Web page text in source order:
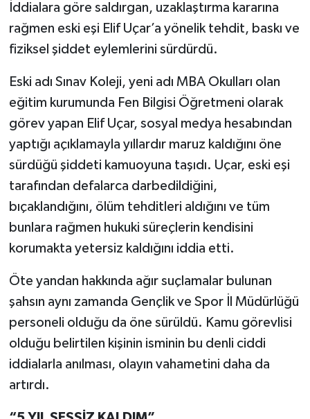
İddialara göre saldırgan, uzaklaştırma kararına
rağmen eski eşi Elif Uçar’a yönelik tehdit, baskı ve
fiziksel şiddet eylemlerini sürdürdü.
Eski adı Sınav Koleji, yeni adı MBA Okulları olan
eğitim kurumunda Fen Bilgisi Öğretmeni olarak
görev yapan Elif Uçar, sosyal medya hesabından
yaptığı açıklamayla yıllardır maruz kaldığını öne
sürdüğü şiddeti kamuoyuna taşıdı. Uçar, eski eşi
tarafından defalarca darbedildiğini,
bıçaklandığını, ölüm tehditleri aldığını ve tüm
bunlara rağmen hukuki süreçlerin kendisini
korumakta yetersiz kaldığını iddia etti.
Öte yandan hakkında ağır suçlamalar bulunan
şahsın aynı zamanda Gençlik ve Spor İl Müdürlüğü
personeli olduğu da öne sürüldü. Kamu görevlisi
olduğu belirtilen kişinin isminin bu denli ciddi
iddialarla anılması, olayın vahametini daha da
artırdı.
Politika
Resmi İlan
Sağlık
SİYASET
Ulusal